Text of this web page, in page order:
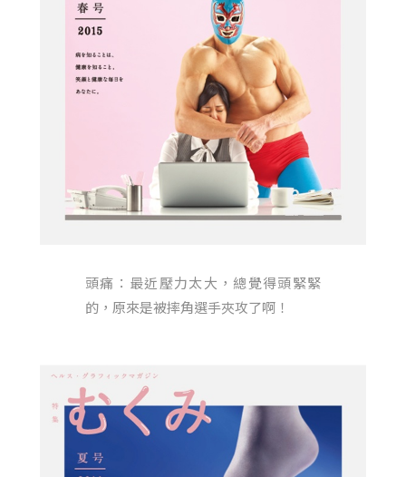
頭痛：最近壓力太大，總覺得頭緊緊
的，原來是被摔角選手夾攻了啊！